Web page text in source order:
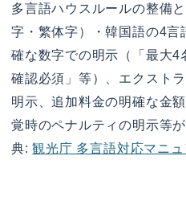
多言語ハウスルールの整備
字・繁体字）・韓国語の4言
確な数字での明示（「最大
確認必須」等）、エクスト
明示、追加料金の明確な金
覚時のペナルティの明示等
典:観光庁 多言語対応マニュ